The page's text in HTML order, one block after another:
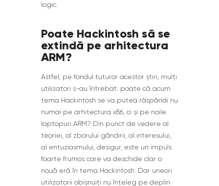
logic.
Poate Hackintosh să se
extindă pe arhitectura
ARM?
Astfel, pe fondul tuturor acestor știri, mulți
utilizatori s-au întrebat: poate că acum
tema Hackintosh se va putea răspândi nu
numai pe arhitectura x86, ci și pe noile
laptopuri ARM? Din punct de vedere al
teoriei, al zborului gândirii, al interesului,
al entuziasmului, desigur, este un impuls
foarte frumos care va deschide clar o
nouă eră în tema Hackintosh. Dar uneori
utilizatorii obișnuiți nu înțeleg pe deplin